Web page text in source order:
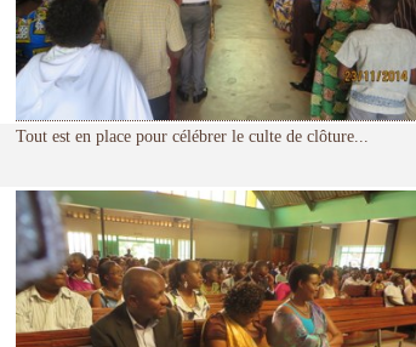
Tout est en place pour célébrer le culte de clôture...